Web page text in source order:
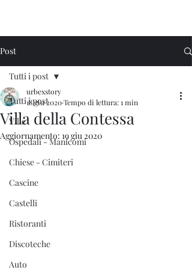
Post
Tutti i post
Ville
Ospedali - Manicomi
Chiese - Cimiteri
Cascine
Castelli
Ristoranti
Discoteche
Auto
Tutti i post
Villa della Contessa
urbexstory
18 giu 2020Tempo di lettura: 1 min
Aggiornamento: 19 giu 2020